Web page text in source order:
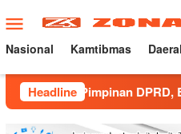
ke
konten
Menu
Mobile
Nasional Kamtibmas
Headline
DPRD, Bangun